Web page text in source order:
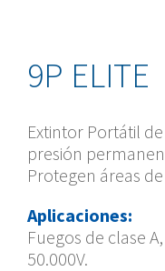
9P ELITE
Extintor Portátil
presión
Protegen áreas
Aplicaciones:
Fuegos de clase
50.000V.